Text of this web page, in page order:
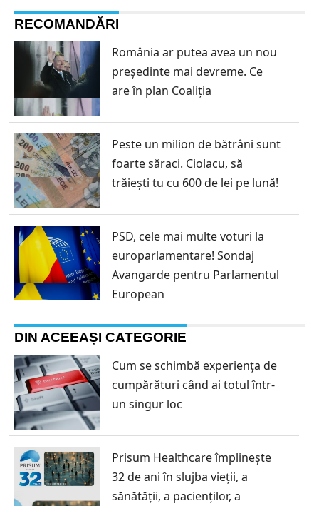
RECOMANDĂRI
România ar putea avea un nou
președinte mai devreme. Ce
are în plan Coaliția
Peste un milion de bătrâni sunt
foarte săraci. Ciolacu, să
trăiești tu cu 600 de lei pe lună!
PSD, cele mai multe voturi la
europarlamentare! Sondaj
Avangarde pentru Parlamentul
European
DIN ACEEAȘI CATEGORIE
Cum se schimbă experiența de
cumpărături când ai totul într-
un singur loc
Prisum Healthcare împlinește
32 de ani în slujba vieții, a
sănătății, a pacienților, a